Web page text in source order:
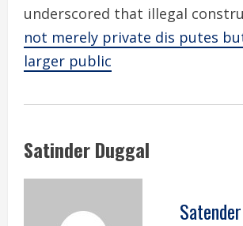
underscored that illegal
not merely private dis putes
larger public
Satinder Duggal